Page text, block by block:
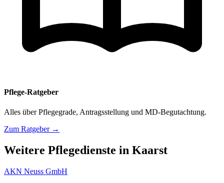
Pflege-Ratgeber
Alles über Pflegegrade, Antragsstellung und MD-Begutachtung.
Zum Ratgeber →
Weitere Pflegedienste in Kaarst
AKN Neuss GmbH